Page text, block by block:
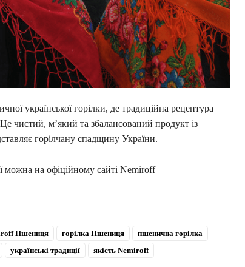
української горілки, де традиційна рецептура
чистий, м’який та збалансований продукт із
горілчану спадщину України.
можна на офіційному сайті Nemiroff –
Пшениця горілка Пшениця
пшенична горілка
українські традиції якість Nemiroff